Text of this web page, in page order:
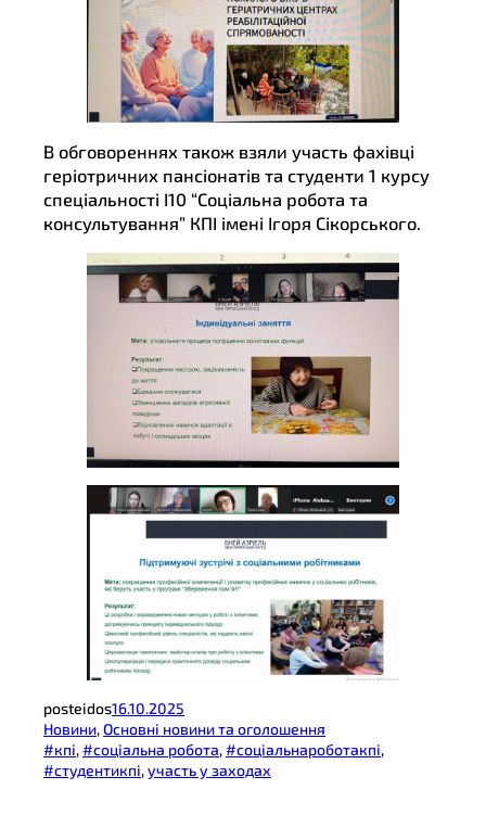
В обговореннях також взяли участь фахівці
геріотричних пансіонатів та студенти 1 курсу
спеціальності І10 “Соціальна робота та
консультування” КПІ імені Ігоря Сікорського.
posteidos16.10.2025
Новини, Основні новини та оголошення
#кпі, #соціальна робота, #соціальнароботакпі
#студентикпі, участь у заходах